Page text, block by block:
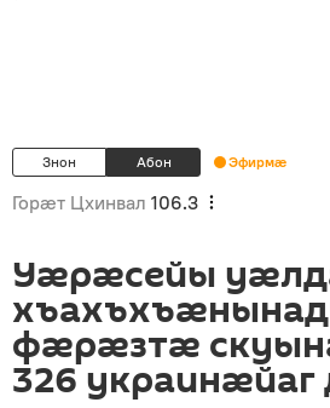
Знон Абон Эфирмæ
Горӕт Цхинвал 106.3
Уӕрӕсейы
фӕрӕзтӕ
326